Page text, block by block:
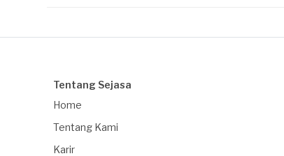
Tentang Sejasa
Home
Tentang Kami
Karir